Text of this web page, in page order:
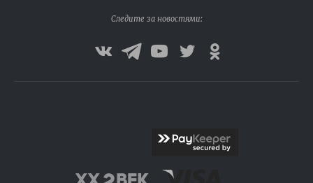
Следите за новостями: